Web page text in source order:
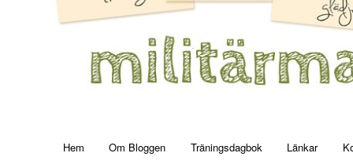
Skip to primary content
Hem Om Bloggen Träningsdagbok Länkar